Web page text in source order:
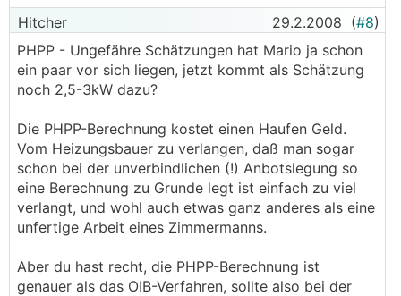
Hitcher 29.2.2008 (#8)
PHPP - Ungefähre Schätzungen hat Mario ja schon
ein paar vor sich liegen, jetzt kommt als Schätzung
noch 2,5-3kW dazu?
Die PHPP-Berechnung kostet einen Haufen Geld.
Vom Heizungsbauer zu verlangen, daß man sogar
schon bei der unverbindlichen (!) Anbotslegung so
eine Berechnung zu Grunde legt ist einfach zu viel
verlangt, und wohl auch etwas ganz anderes als eine
unfertige Arbeit eines Zimmermanns.
Aber du hast recht, die PHPP-Berechnung ist
genauer als das OIB-Verfahren, sollte also bei der